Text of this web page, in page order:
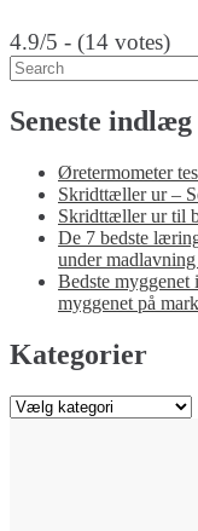
4.9/5 - (14 votes)
Search
for:
Seneste indlæg
Øretermometer
Skridttæller ur –
Skridttæller ur til
De 7 bedste
under
Bedste myggenet
myggenet på
Kategorier
Kategorier